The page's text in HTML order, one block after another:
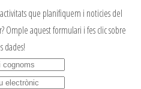
que planifiquem i noticies del
Omple aquest formulari i fes clic sobre
dades!